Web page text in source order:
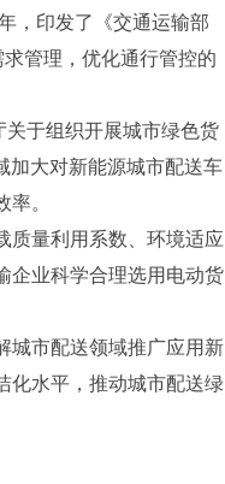
，印发了《交通运输部
管理，优化通行管控的
于组织开展城市绿色货
加大对新能源城市配送车
。
量利用系数、环境适应
企业科学合理选用电动货
市配送领域推广应用新
化水平，推动城市配送绿